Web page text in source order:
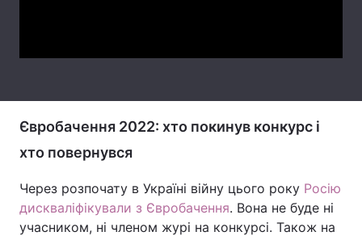
Євробачення 2022: хто покинув конкурс і
хто повернувся
Через розпочату в Україні війну цього року Росію
дискваліфікували з Євробачення. Вона не буде ні
учасником, ні членом журі на конкурсі. Також на